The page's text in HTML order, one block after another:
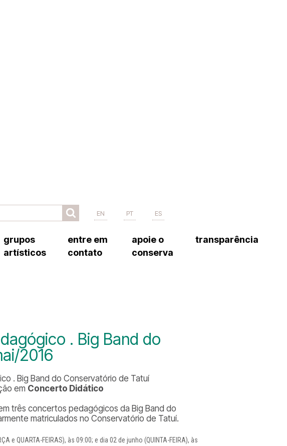
EN PT ES
grupos
artísticos
entre em
contato
assessoria de imprensa
trabalhe conosco
apoie o
conserva
transparência
. Big Band do
2016
. Big Band do Conservatório de Tatuí
em Concerto Didático
três concertos pedagógicos da Big Band do
matriculados no Conservatório de Tatuí.
QUARTA-FEIRAS), às 09:00; e dia 02 de junho (QUINTA-FEIRA), às